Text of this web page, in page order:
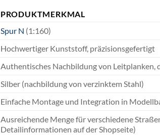
PRODUKTMERKMAL
Spur N (1:160)
Hochwertiger Kunststoff, präzisionsgefertigt
Authentisches Nachbildung von
Silber (nachbildung von verzinktem Stahl)
Einfache Montage und Integration in
Ausreichende Menge für verschiedene
Detailinformationen auf der Shopseite)